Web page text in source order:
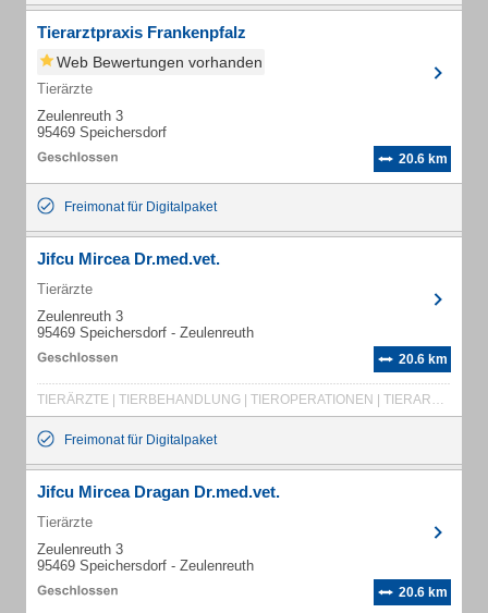
Tierarztpraxis Frankenpfalz
Web Bewertungen vorhanden
Tierärzte
Zeulenreuth 3
95469 Speichersdorf
20.6 km
Freimonat für Digitalpaket
Jifcu Mircea Dr.med.vet.
Tierärzte
Zeulenreuth 3
95469 Speichersdorf - Zeulenreuth
20.6 km
TIERÄRZTE | TIERBEHANDLUNG | TIEROPERATIONEN | TIERARZTPRAXIS | RINDERPRAXIS | GEMISCHTPRAXIS
Freimonat für Digitalpaket
Jifcu Mircea Dragan Dr.med.vet.
Tierärzte
Zeulenreuth 3
95469 Speichersdorf - Zeulenreuth
20.6 km